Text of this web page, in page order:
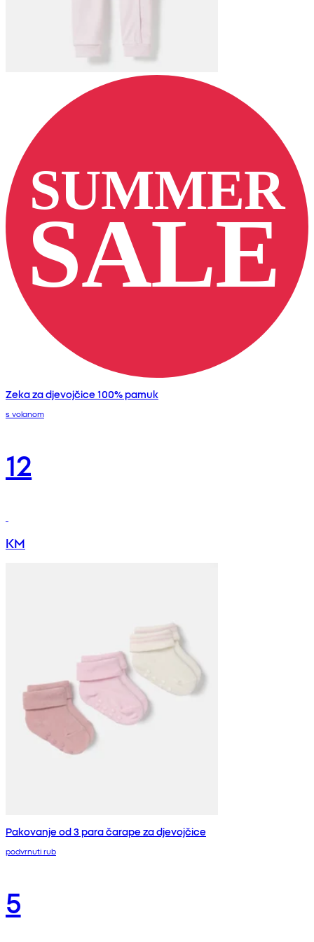
Zeka za djevojčice 100% pamuk
s volanom
12
KM
Pakovanje od 3 para čarape za djevojčice
podvrnuti rub
5